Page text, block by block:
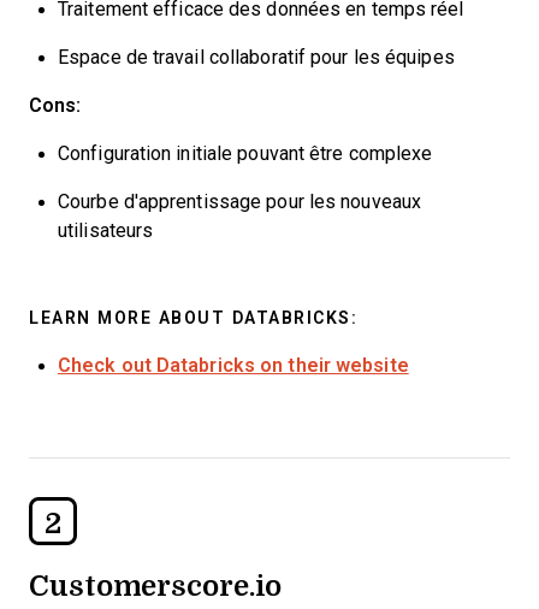
Traitement efficace des données en temps réel
Espace de travail collaboratif pour les équipes
Cons:
Configuration initiale pouvant être complexe
Courbe d'apprentissage pour les nouveaux
utilisateurs
LEARN MORE ABOUT DATABRICKS:
Check out Databricks on their website
2
Customerscore.io